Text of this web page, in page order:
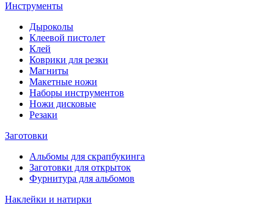
Инструменты
Дыроколы
Клеевой пистолет
Клей
Коврики для резки
Магниты
Макетные ножи
Наборы инструментов
Ножи дисковые
Резаки
Заготовки
Альбомы для скрапбукинга
Заготовки для открыток
Фурнитура для альбомов
Наклейки и натирки